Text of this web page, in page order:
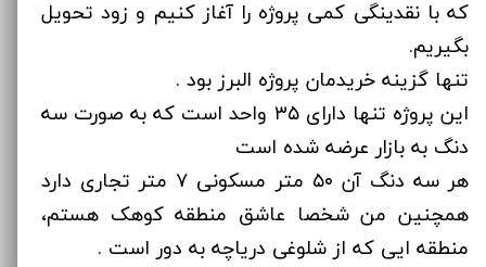
‌که با نقدینگی کمی پروژه را آغاز کنیم و زود تحویل
بگیریم.
تنها گزینه خریدمان پروژه البرز بود .
این پروژه تنها دارای ۳۵ واحد است که به صورت سه
دنگ به بازار عرضه شده است
هر سه دنگ آن ۵۰ متر مسکونی ۷ متر تجاری دارد
همچنین من شخصا عاشق منطقه کوهک هستم،
منطقه ایی که از شلوغی دریاچه به دور است .